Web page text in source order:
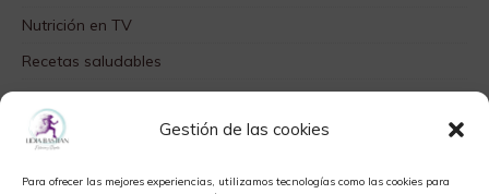
Gestión de las cookies
Para ofrecer las mejores experiencias, utilizamos tecnologías como las cookies para
Nutrición en TV
Recetas saludables
SABORES DIFERENTES
Videos TOP
META